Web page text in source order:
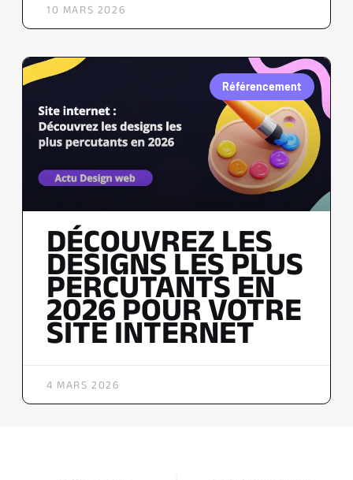
10 MARS 2026
Référencement
DÉCOUVREZ LES
DESIGNS LES PLUS
PERCUTANTS EN
2026 POUR VOTRE
SITE INTERNET
4 MARS 2026